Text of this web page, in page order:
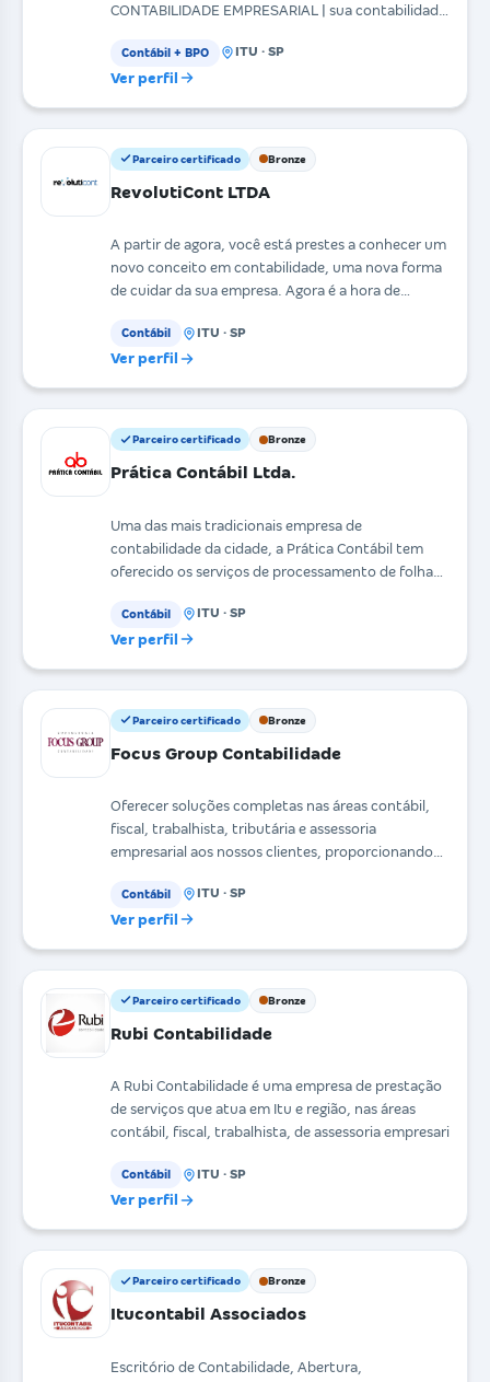
CONTABILIDADE EMPRESARIAL | sua contabilidade
Contábil + BPO ITU · SP
Ver perfil
Parceiro certificado Bronze
RevolutiCont LTDA
A partir de agora, você está prestes a conhecer um
novo conceito em contabilidade, uma nova forma
de cuidar da sua empresa. Agora é a hora de
Contábil ITU · SP
Ver perfil
Parceiro certificado Bronze
Prática Contábil Ltda.
Uma das mais tradicionais empresa de
contabilidade da cidade, a Prática Contábil tem
oferecido os serviços de processamento de folha
Contábil ITU · SP
Ver perfil
Parceiro certificado Bronze
Focus Group Contabilidade
Oferecer soluções completas nas áreas contábil,
fiscal, trabalhista, tributária e assessoria
empresarial aos nossos clientes, proporcionando-
Contábil ITU · SP
Ver perfil
Parceiro certificado Bronze
Rubi Contabilidade
A Rubi Contabilidade é uma empresa de prestação
de serviços que atua em Itu e região, nas áreas
contábil, fiscal, trabalhista, de assessoria empresari
Contábil ITU · SP
Ver perfil
Parceiro certificado Bronze
Itucontabil Associados
Escritório de Contabilidade, Abertura,